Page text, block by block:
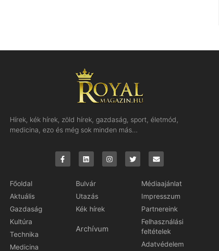
Hírek, kék hírek, zöld hírek, gazdaság, sport, életmód,
medicina, ezo és még sok minden más…
Főoldal
Aktuális
Gazdaság
Kultúra
Technika
Medicina
Bulvár
Utazás
Kék hírek
Archívum
Médiaajánlat
Impresszum
Partnereink
Felhasználási
feltételek
Adatvédelem